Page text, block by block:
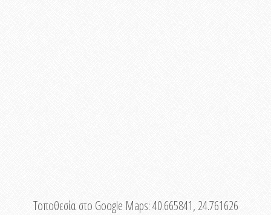
Τοποθεσία στο Google Maps:40.665841, 24.761626